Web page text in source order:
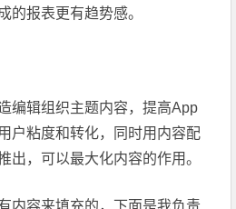
的报表更有趋势感。
编辑组织主题内容，提高App
户粘度和转化，同时用内容配
出，可以最大化内容的作用。